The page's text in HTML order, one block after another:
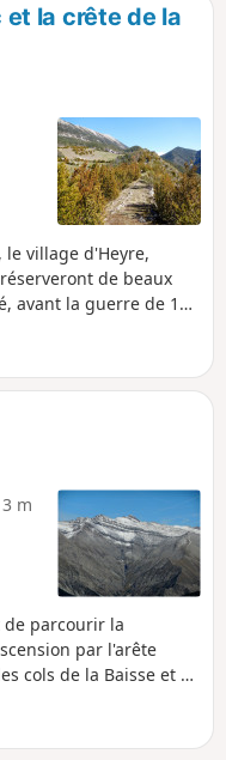
et la crête de la
le village d'Heyre,
de beaux
avant la guerre de 14,
fine. Restent des
et quelques
restauré par ses
grâce à la
m
parcourir la
par l'arête
cols de la Baisse et de